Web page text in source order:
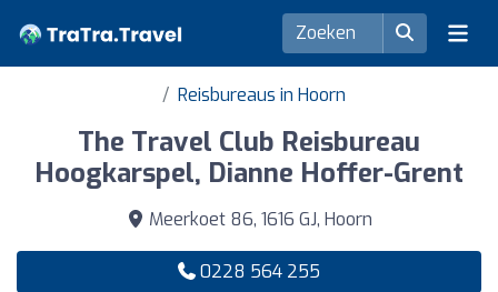
Reisbureaus in Hoorn
The Travel Club Reisbureau
Hoogkarspel, Dianne Hoffer-Grent
Meerkoet 86, 1616 GJ, Hoorn
0228 564 255